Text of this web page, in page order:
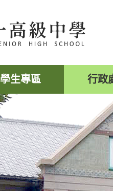
學生專區 行政